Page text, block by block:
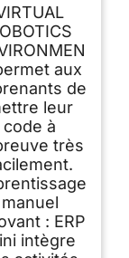
aux
de
leur
code à
très
manuel
: ERP
intègre